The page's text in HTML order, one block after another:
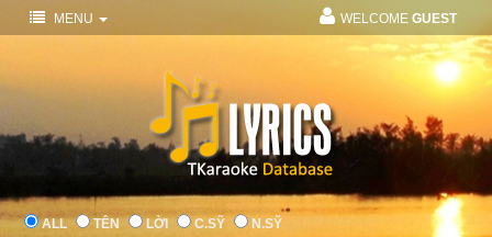
MENU WELCOME GUEST
ALL TÊN LỜI C.SỸ N.SỸ